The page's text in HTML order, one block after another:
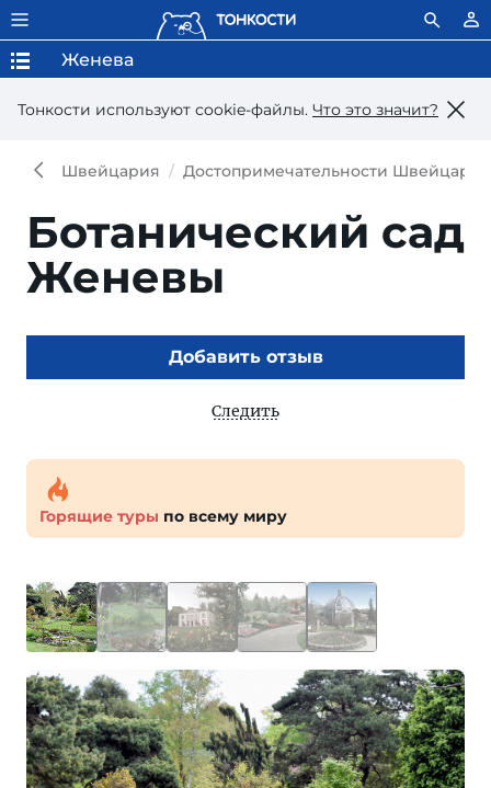
Тонкости используют сookie-файлы. Что это значит?
Женева
Швейцария Достопримечательности Швейцарии
Ботанический сад
Женевы
Добавить отзыв
Следить
Горящие туры по всему миру